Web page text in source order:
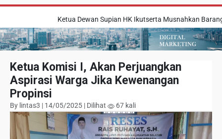
Ketua Dewan Supian HK Ikutserta Musnahkan Barang
Ketua Komisi I, Akan Perjuangkan
Aspirasi Warga Jika Kewenangan
Propinsi
By lintas3 | 14/05/2025 | Dilihat 67 kali